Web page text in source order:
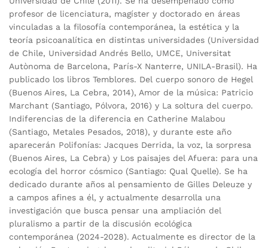
profesor de licenciatura, magíster y doctorado en áreas
vinculadas a la filosofía contemporánea, la estética y la
teoría psicoanalítica en distintas universidades (Universidad
de Chile, Universidad Andrés Bello, UMCE, Universitat
Autònoma de Barcelona, París-X Nanterre, UNILA-Brasil). Ha
publicado los libros Temblores. Del cuerpo sonoro de Hegel
(Buenos Aires, La Cebra, 2014), Amor de la música: Patricio
Marchant (Santiago, Pólvora, 2016) y La soltura del cuerpo.
Indiferencias de la diferencia en Catherine Malabou
(Santiago, Metales Pesados, 2018), y durante este año
aparecerán Polifonías: Jacques Derrida, la voz, la sorpresa
(Buenos Aires, La Cebra) y Los paisajes del Afuera: para una
ecología del horror cósmico (Santiago: Qual Quelle). Se ha
dedicado durante años al pensamiento de Gilles Deleuze y
a campos afines a él, y actualmente desarrolla una
investigación que busca pensar una ampliación del
pluralismo a partir de la discusión ecológica
contemporánea (2024-2028). Actualmente es director de la